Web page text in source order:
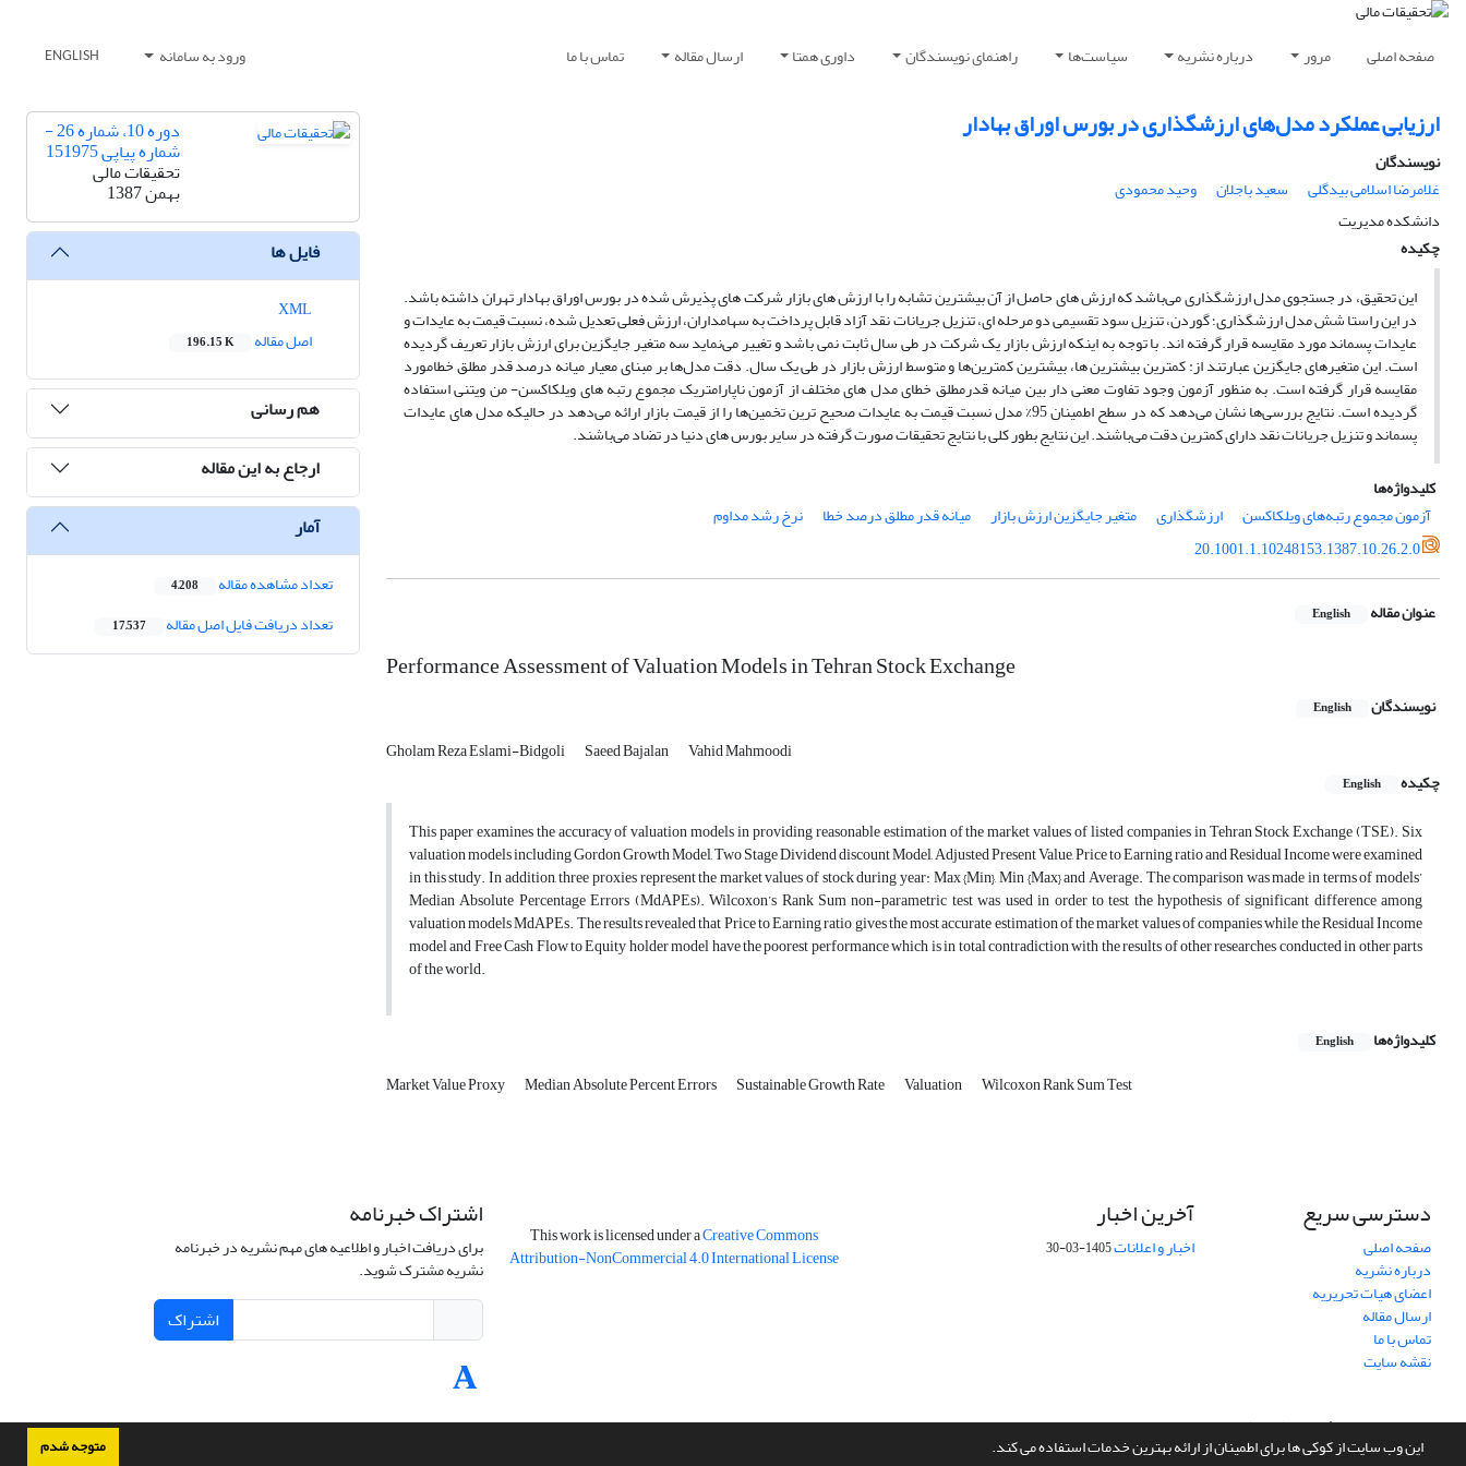
این وب سایت از کوکی ها برای اطمینان از ارائه بهترین خدمات استفاده می کند. متوجه شدم
صفحه اصلی مرور درباره نشریه سیاست‌ها راهنمای نویسندگان داوری همتا ارسال مقاله تماس با ما ورود به سامانه ENGLISH
ارزیابی عملکرد مدل‌های ارزشگذاری در بورس اوراق بهادار
نویسندگان
غلامرضا اسلامی بیدگلی
سعید باجلان
وحید محمودی
دانشکده مدیریت
چکیده
این تحقیق، در جستجوی مدل ارزشگذاری می‌باشد که ارزش های حاصل از آن بیشترین تشابه را با ارزش های بازار شرکت های پذیرش شده در بورس اوراق بهادار تهران داشته باشد.
در این راستا شش مدل ارزشگذاری؛ گوردن، تنزیل سود تقسیمی دو مرحله ای، تنزیل جریانات نقد آزاد قابل پرداخت به سهامداران، ارزش فعلی تعدیل شده، نسبت قیمت به عایدات و
عایدات پسماند مورد مقایسه قرار گرفته اند. با توجه به اینکه ارزش بازار یک شرکت در طی سال ثابت نمی باشد و تغییر می‌نماید سه متغیر جایگزین برای ارزش بازار تعریف گردیده
است. این متغیرهای جایگزین عبارتند از: کمترین بیشترین ها، بیشترین کمترین‌ها و متوسط ارزش بازار در طی یک سال. دقت مدل‌ها بر مبنای معیار میانه درصد قدر مطلق خطامورد
مقایسه قرار گرفته است. به منظور آزمون وجود تفاوت معنی دار بین میانه قدرمطلق خطای مدل های مختلف از آزمون ناپارامتریک مجموع رتبه های ویلکاکسن- من ویتنی استفاده
گردیده است. نتایج بررسی‌ها نشان می‌دهد که در سطح اطمینان 95% مدل نسبت قیمت به عایدات صحیح ترین تخمین‌ها را از قیمت بازار ارائه می‌دهد در حالیکه مدل های عایدات
پسماند و تنزیل جریانات نقد دارای کمترین دقت می‌باشند. این نتایج بطور کلی با نتایج تحقیقات صورت گرفته در سایر بورس های دنیا در تضاد می‌باشند.
کلیدواژه‌ها
آزمون مجموع رتبه‌های ویلکاکسن
ارزشگذاری متغیر جایگزین ارزش بازار میانه قدر مطلق درصد خطا
نرخ رشد مداوم
20.1001.1.10248153.1387.10.26.2.0
عنوان مقاله English
Performance Assessment of Valuation Models in Tehran Stock Exchange
نویسندگان English
Gholam Reza Eslami-Bidgoli Saeed Bajalan
Vahid Mahmoodi
چکیده
English
This paper examines the accuracy of valuation models in providing reasonable estimation of the market values of listed companies in Tehran Stock Exchange (TSE). Six
valuation models including Gordon Growth Model, Two Stage Dividend discount Model, Adjusted Present Value, Price to Earning ratio and Residual Income were examined
in this study. In addition, three proxies represent the market values of stock during year: Max {Min}, Min {Max} and Average. The comparison was made in terms of models’
Median Absolute Percentage Errors (MdAPEs). Wilcoxon’s Rank Sum non-parametric test was used in order to test the hypothesis of significant difference among
valuation models MdAPEs. The results revealed that Price to Earning ratio gives the most accurate estimation of the market values of companies while the Residual Income
model and Free Cash Flow to Equity holder model have the poorest performance which is in total contradiction with the results of other researches conducted in other parts
of the world.
کلیدواژه‌ها English
Market Value Proxy Median Absolute Percent Errors Sustainable Growth Rate Valuation Wilcoxon Rank Sum Test
دوره 10، شماره 26 -
شماره پیاپی 151975
تحقیقات مالی
بهمن 1387
فایل ها
اصل مقاله
196.15 K
هم رسانی
ارجاع به این مقاله
آمار
تعداد مشاهده مقاله 4,208
تعداد دریافت فایل اصل مقاله 17,537
دسترسی سریع
صفحه اصلی
درباره نشریه
اعضای هیات تحریریه
ارسال مقاله
تماس با ما
نقشه سایت
آخرین اخبار
اخبار و اعلانات1405-03-30
This work is licensed under aCreative Commons
Attribution-NonCommercial 4.0 International License
اشتراک خبرنامه
برای دریافت اخبار و اطلاعیه های مهم نشریه در خبرنامه
نشریه مشترک شوید.
اشتراک
سامانه مدیریت نشریات علمی.طراحی و پیاده سازی ازسیناوب